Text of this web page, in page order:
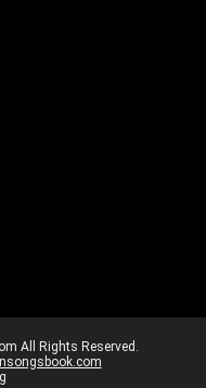
All Rights Reserved.